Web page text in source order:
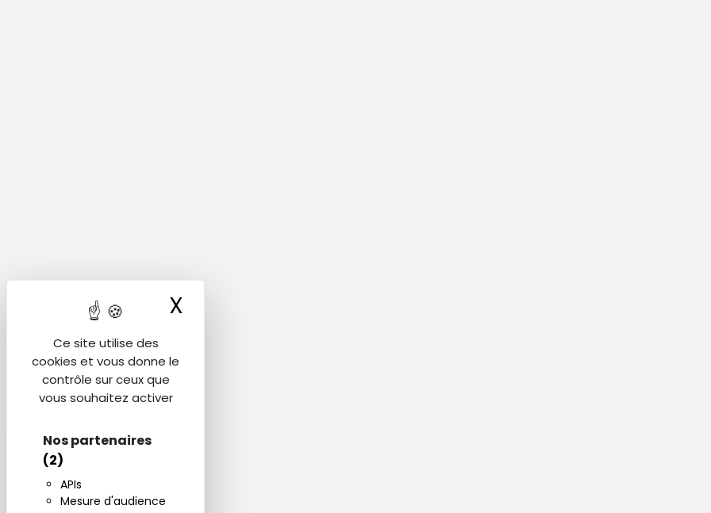
Ce site utilise des
cookies et vous donne le
contrôle sur ceux que
vous souhaitez activer
Nos partenaires
(2)
APIs
Mesure d'audience
X